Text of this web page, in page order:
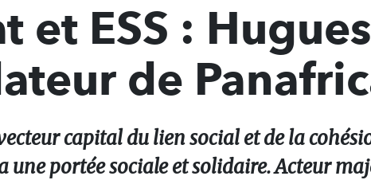
et ESS : Hugues
de
capital du lien social et de la
portée sociale et solidaire. Acteur